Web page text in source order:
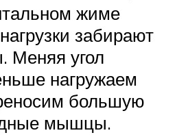
жиме
забирают
Меняя угол
нагружаем
большую
мышцы.